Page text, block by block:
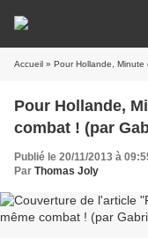
Accueil » Pour Hollande, Minute
Pour Hollande,
combat ! (par
Publié le 20/11/2013 à
Par Thomas Joly